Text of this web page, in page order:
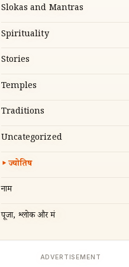
Slokas and Mantras
Spirituality
Stories
Temples
Traditions
Uncategorized
ज्योतिष
नाम
पूजा, श्लोक और मंत्र
ADVERTISEMENT